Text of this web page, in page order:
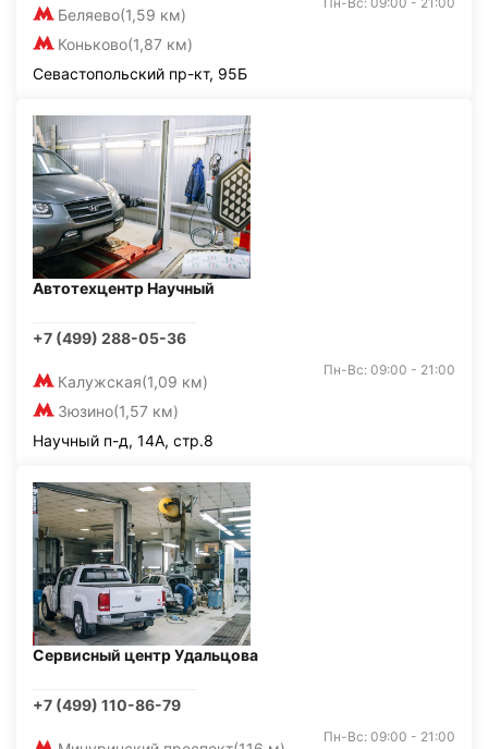
Беляево(1,59 км)
Коньково(1,87 км)
Севастопольский пр-кт, 95Б
Автотехцентр Научный
+7 (499) 288-05-36
Калужская(1,09 км)
Зюзино(1,57 км)
Пн-Вс: 09:00 - 21:00
Научный п-д, 14А, стр.8
Сервисный центр Удальцова
+7 (499) 110-86-79
Пн-Вс: 09:00 - 21:00